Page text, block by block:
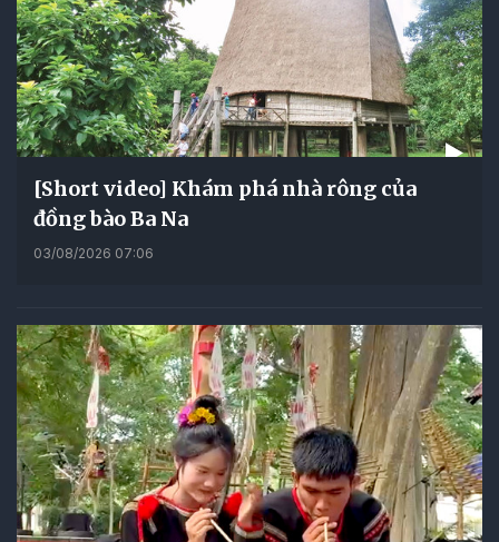
[Short video] Khám phá nhà rông của
đồng bào Ba Na
03/08/2026 07:06